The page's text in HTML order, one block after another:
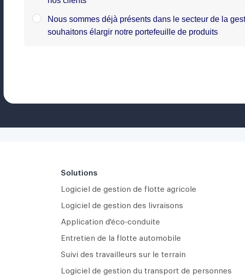
Solutions
Logiciel de gestion de flotte agricole
Logiciel de gestion des livraisons
Application d'éco-conduite
Entretien de la flotte automobile
Suivi des travailleurs sur le terrain
Logiciel de gestion du transport de personnes